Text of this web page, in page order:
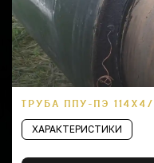
ТРУБА ППУ-ПЭ
ХАРАКТЕРИСТИКИ